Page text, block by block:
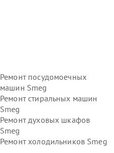
Ремонт посудомоечных
машин Smeg
Ремонт стиральных машин
Smeg
Ремонт духовых шкафов
Smeg
Ремонт холодильников Smeg